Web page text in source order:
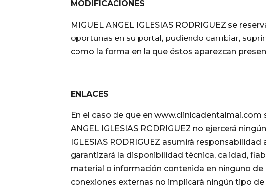
MODIFICACIONES
MIGUEL ANGEL IGLESIAS RODRIGUEZ se
oportunas en su portal, pudiendo cambiar,
como la forma en la que éstos aparezcan
ENLACES
En el caso de que en
ANGEL IGLESIAS RODRIGUEZ no ejercerá
IGLESIAS RODRIGUEZ asumirá
garantizará la disponibilidad técnica, calidad,
material o información contenida en ninguno
conexiones externas no implicará ningún tipo